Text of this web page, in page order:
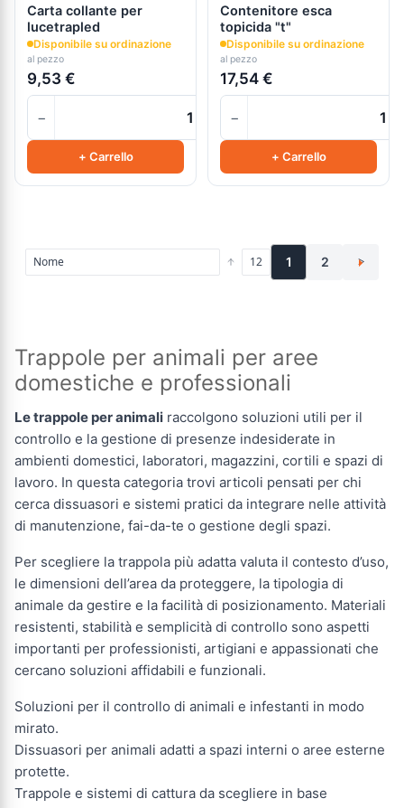
Carta collante per
lucetrapled
Disponibile su ordinazione
al pezzo
9,53 €
−
+ Carrello
Contenitore esca
topicida "t"
Disponibile su ordinazione
al pezzo
17,54 €
−
+ Carrello
1 2 >
Trappole per animali per aree
domestiche e professionali
Le trappole per animali raccolgono soluzioni utili per il
controllo e la gestione di presenze indesiderate in
ambienti domestici, laboratori, magazzini, cortili e spazi di
lavoro. In questa categoria trovi articoli pensati per chi
cerca dissuasori e sistemi pratici da integrare nelle attività
di manutenzione, fai-da-te o gestione degli spazi.
Per scegliere la trappola più adatta valuta il contesto d’uso,
le dimensioni dell’area da proteggere, la tipologia di
animale da gestire e la facilità di posizionamento. Materiali
resistenti, stabilità e semplicità di controllo sono aspetti
importanti per professionisti, artigiani e appassionati che
cercano soluzioni affidabili e funzionali.
Soluzioni per il controllo di animali e infestanti in modo
mirato.
Dissuasori per animali adatti a spazi interni o aree esterne
protette.
Trappole e sistemi di cattura da scegliere in base